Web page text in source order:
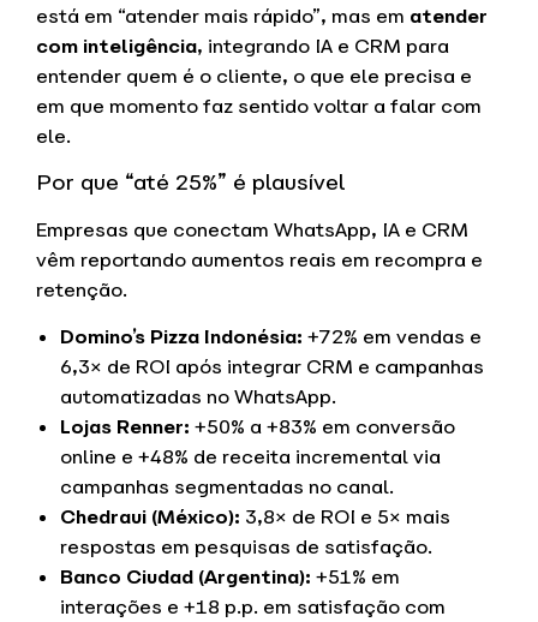
está em “atender mais rápido”, mas em atender
com inteligência, integrando IA e CRM para
entender quem é o cliente, o que ele precisa e
em que momento faz sentido voltar a falar com
ele.
Por que “até 25%” é plausível
Empresas que conectam WhatsApp, IA e CRM
vêm reportando aumentos reais em recompra e
retenção.
Domino’s Pizza Indonésia: +72% em vendas e
6,3× de ROI após integrar CRM e campanhas
automatizadas no WhatsApp.
Lojas Renner: +50% a +83% em conversão
online e +48% de receita incremental via
campanhas segmentadas no canal.
Chedraui (México): 3,8× de ROI e 5× mais
respostas em pesquisas de satisfação.
Banco Ciudad (Argentina): +51% em
interações e +18 p.p. em satisfação com